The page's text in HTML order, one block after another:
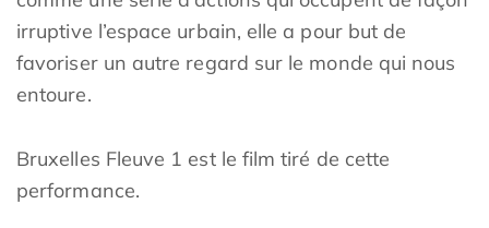
irruptive l’espace urbain, elle a pour but de
favoriser un autre regard sur le monde qui nous
entoure.
Bruxelles Fleuve 1 est le film tiré de cette
performance.